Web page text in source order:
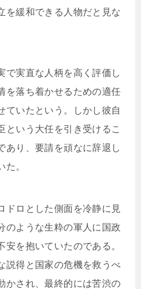
を緩和できる人物だと見な
で実直な人柄を高く評価し
を落ち着かせるための適任
ていたという。しかし彼自
という大任を引き受けるこ
あり、要請を頑なに辞退し
た。
ドロとした側面を冷静に見
のような生粋の軍人に国政
を抱いていたのである。
説得と国家の危機を救うべ
かされ、最終的には苦渋の